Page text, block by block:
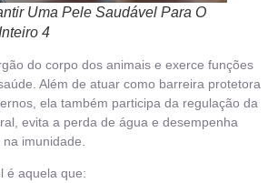
Uma Pele Saudável Para O
4
do corpo dos animais e exerce funções
Além de atuar como barreira protetora
ela também participa da regulação da
evita a perda de água e desempenha
imunidade.
é aquela que: